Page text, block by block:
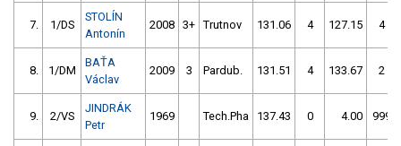
7. 1/DS
STOLÍN
Antonín
2008 3+ Trutnov 131.06 4 127.15 4
8. 1/DM
BAŤA
Václav
2009 3 Pardub. 131.51 4 133.67 2
9. 2/VS
JINDRÁK
Petr
1969 Tech.Pha 137.43 0 4.00 999